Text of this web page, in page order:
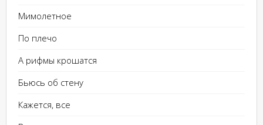
Мимолетное
По плечо
А рифмы крошатся
Бьюсь об стену
Кажется, все